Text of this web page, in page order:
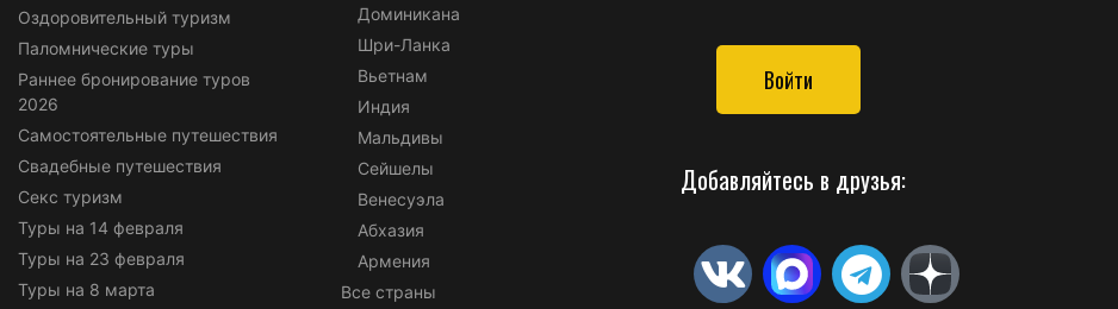
Оздоровительный туризм
Паломнические туры
Раннее бронирование туров
2026
Самостоятельные путешествия
Свадебные путешествия
Секс туризм
Туры на 14 февраля
Туры на 23 февраля
Туры на 8 марта
Доминикана
Шри-Ланка
Вьетнам
Индия
Мальдивы
Сейшелы
Венесуэла
Абхазия
Армения
Все страны
Войти
Добавляйтесь в друзья: